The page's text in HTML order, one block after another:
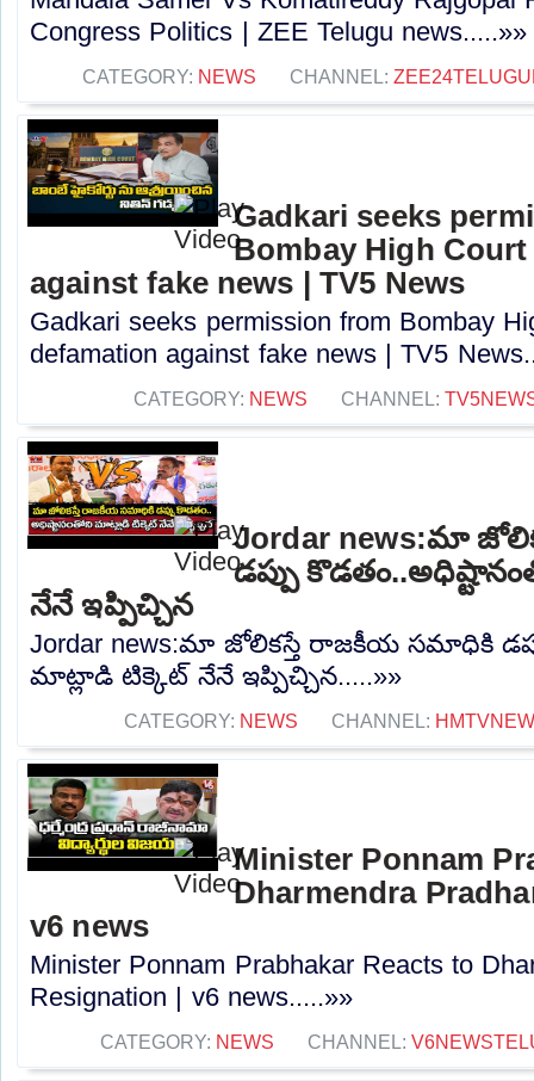
Congress Politics | ZEE Telugu news.....»»
CATEGORY: NEWS CHANNEL:
Gadkari seeks
Bombay High
against fake news | TV5 News
Gadkari seeks permission from Bombay
defamation against fake news | TV5
CATEGORY: NEWS CHANNEL:
Jordar news:మా
డప్పు
నేనే ఇప్పిచ్చిన
Jordar news:మా జోలికస్తే రాజకీయ సమాధికి
మాట్లాడి టిక్కెట్ నేనే ఇప్పిచ్చిన.....»»
CATEGORY: NEWS CHANNEL:
Minister Ponnam
Dharmendra
v6 news
Minister Ponnam Prabhakar Reacts to
Resignation | v6 news.....»»
CATEGORY: NEWS CHANNEL: